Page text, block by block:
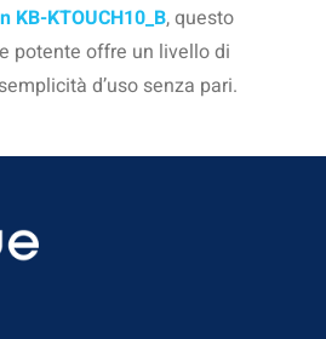
KB-KTOUCH10_B, questo
potente offre un livello di
d’uso senza pari.